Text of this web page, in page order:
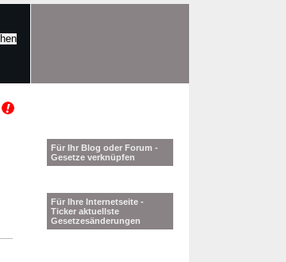
Für Ihr Blog oder Forum -
Gesetze verknüpfen
Für Ihre Internetseite -
Ticker aktuellste
Gesetzesänderungen